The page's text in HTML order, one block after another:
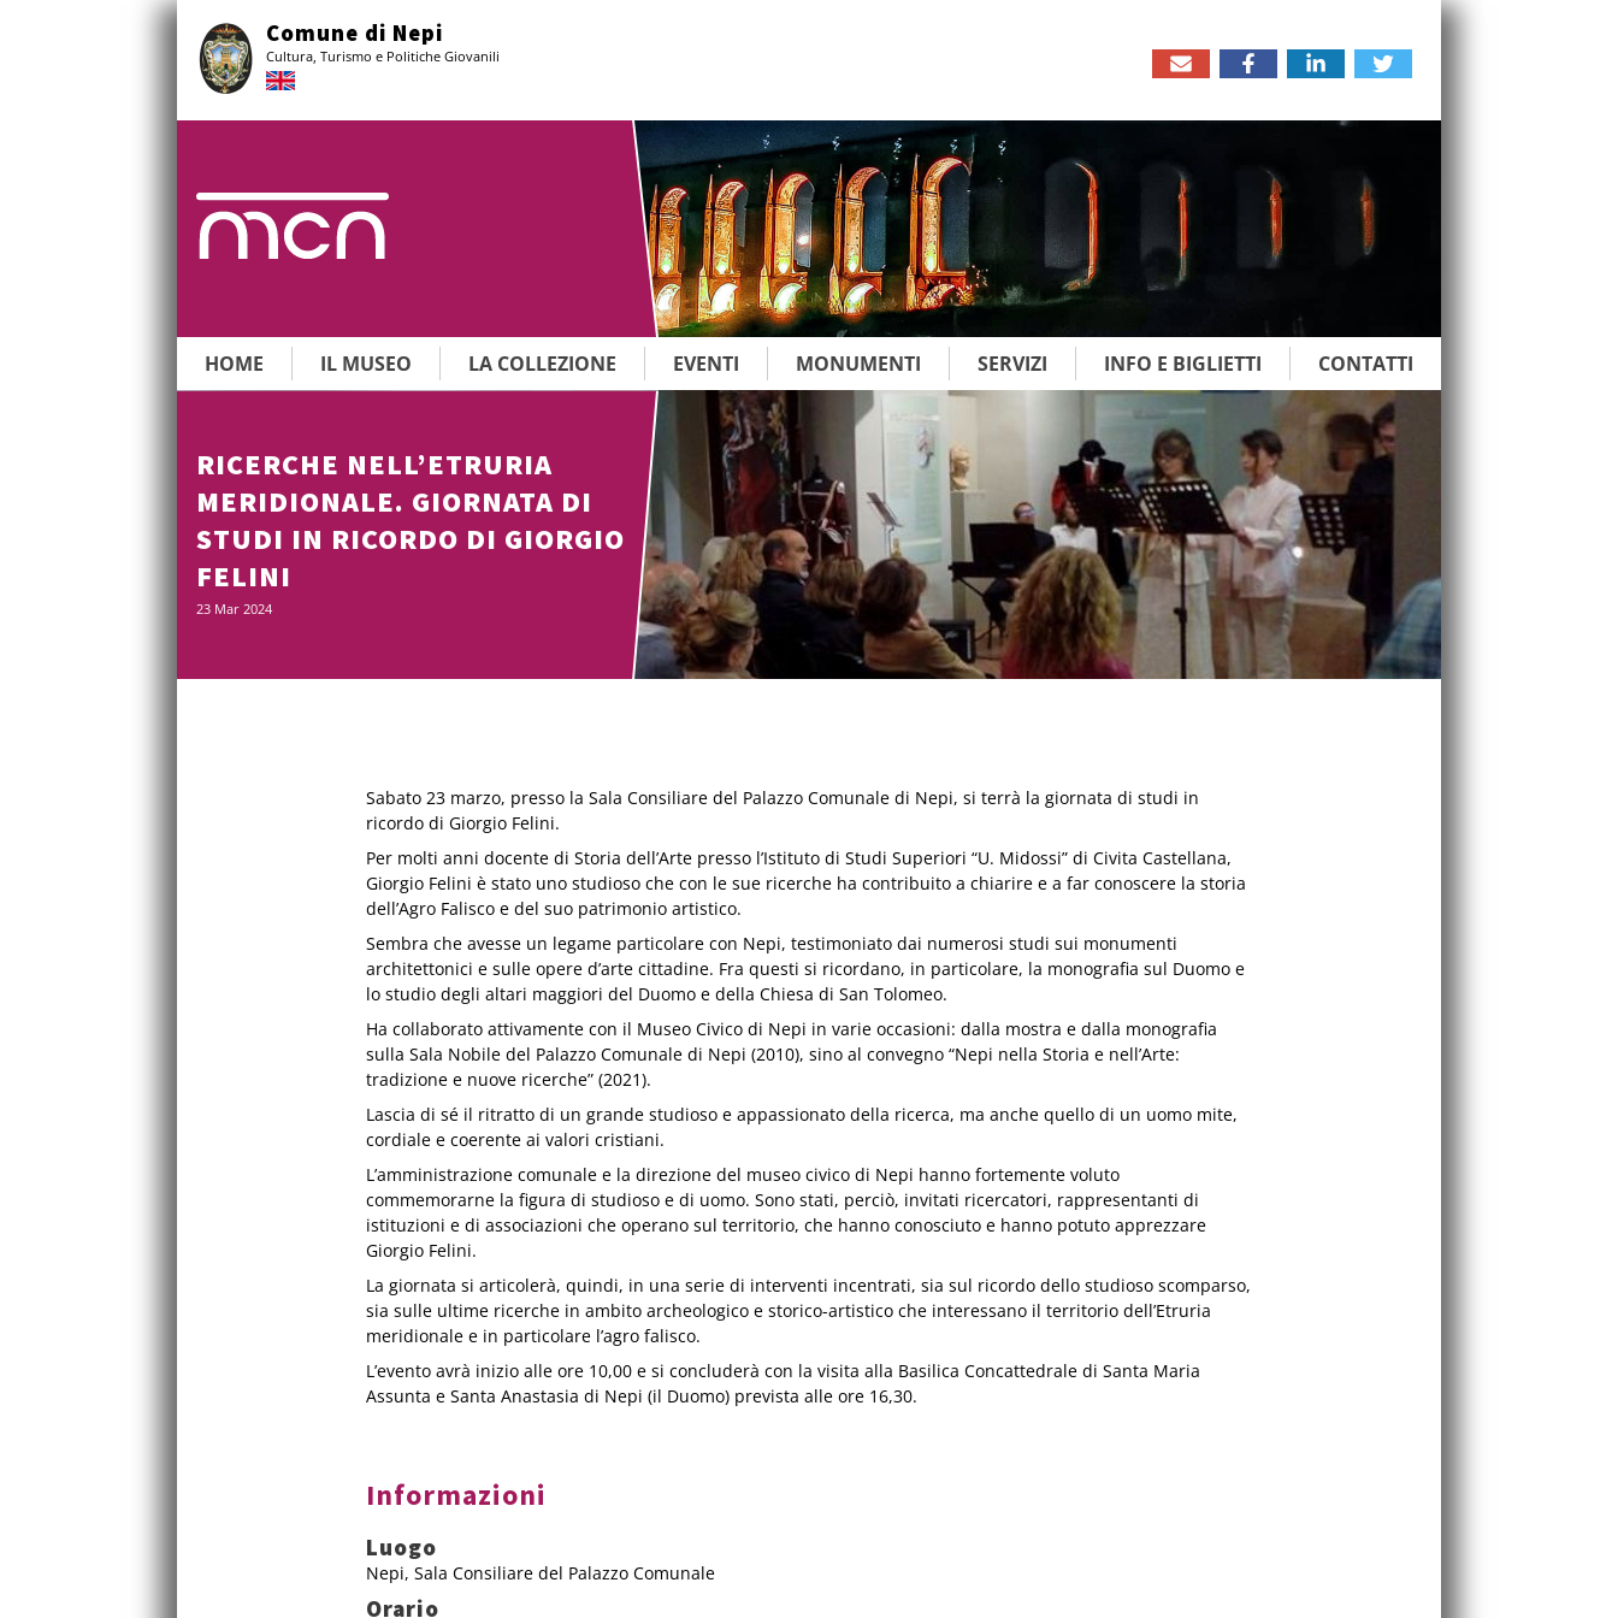
Vai
contenuto
principale
Comune di Nepi
Cultura, Turismo e Politiche Giovanili
HOME IL MUSEO LA COLLEZIONE EVENTI MONUMENTI SERVIZI INFO E BIGLIETTI CONTATTI
RICERCHE NELL’ETRURIA
MERIDIONALE. GIORNATA DI
STUDI IN RICORDO DI GIORGIO
FELINI
23 Mar 2024
Sabato 23 marzo, presso la Sala Consiliare del Palazzo Comunale di Nepi, si terrà la giornata di studi in
ricordo di Giorgio Felini.
Per molti anni docente di Storia dell’Arte presso l’Istituto di Studi Superiori “U. Midossi” di Civita Castellana,
Giorgio Felini è stato uno studioso che con le sue ricerche ha contribuito a chiarire e a far conoscere la storia
dell’Agro Falisco e del suo patrimonio artistico.
Sembra che avesse un legame particolare con Nepi, testimoniato dai numerosi studi sui monumenti
architettonici e sulle opere d’arte cittadine. Fra questi si ricordano, in particolare, la monografia sul Duomo e
lo studio degli altari maggiori del Duomo e della Chiesa di San Tolomeo.
Ha collaborato attivamente con il Museo Civico di Nepi in varie occasioni: dalla mostra e dalla monografia
sulla Sala Nobile del Palazzo Comunale di Nepi (2010), sino al convegno “Nepi nella Storia e nell’Arte:
tradizione e nuove ricerche” (2021).
Lascia di sé il ritratto di un grande studioso e appassionato della ricerca, ma anche quello di un uomo mite,
cordiale e coerente ai valori cristiani.
L’amministrazione comunale e la direzione del museo civico di Nepi hanno fortemente voluto
commemorarne la figura di studioso e di uomo. Sono stati, perciò, invitati ricercatori, rappresentanti di
istituzioni e di associazioni che operano sul territorio, che hanno conosciuto e hanno potuto apprezzare
Giorgio Felini.
La giornata si articolerà, quindi, in una serie di interventi incentrati, sia sul ricordo dello studioso scomparso,
sia sulle ultime ricerche in ambito archeologico e storico-artistico che interessano il territorio dell’Etruria
meridionale e in particolare l’agro falisco.
L’evento avrà inizio alle ore 10,00 e si concluderà con la visita alla Basilica Concattedrale di Santa Maria
Assunta e Santa Anastasia di Nepi (il Duomo) prevista alle ore 16,30.
Informazioni
Luogo
Nepi, Sala Consiliare del Palazzo Comunale
Orario